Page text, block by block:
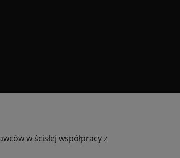
w ścisłej współpracy z